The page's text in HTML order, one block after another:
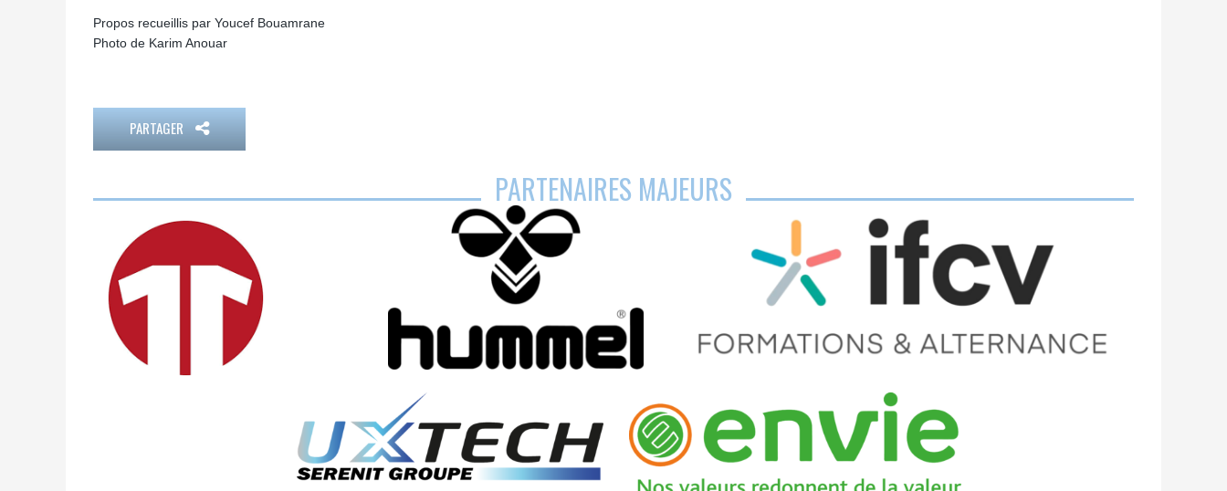
Propos recueillis par Youcef Bouamrane
Photo de Karim Anouar
PARTAGER
PARTENAIRES MAJEURS